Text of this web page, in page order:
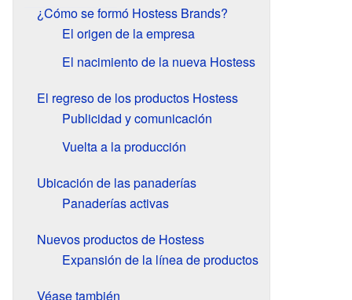
¿Cómo se formó Hostess Brands?
El origen de la empresa
El nacimiento de la nueva Hostess
El regreso de los productos Hostess
Publicidad y comunicación
Vuelta a la producción
Ubicación de las panaderías
Panaderías activas
Nuevos productos de Hostess
Expansión de la línea de productos
Véase también